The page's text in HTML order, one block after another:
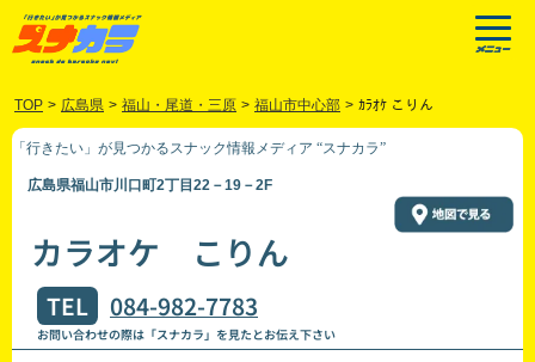
TOP > 広島県 > 福山・尾道・三原 > 福山市中心部 > ｶﾗｵｹ こりん
「行きたい」が見つかるスナック情報メディア “スナカラ”
広島県福山市川口町2丁目22－19－2F
カラオケ こりん
TEL 084-982-7783
お問い合わせの際は「スナカラ」を見たとお伝え下さい